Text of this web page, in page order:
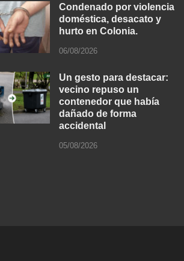
Condenado por violencia
doméstica, desacato y
hurto en Colonia.
06/08/2026
Un gesto para destacar:
vecino repuso un
contenedor que había
dañado de forma
accidental
05/08/2026